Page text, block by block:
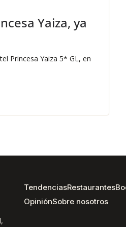
Yaiza, ya
Princesa Yaiza 5* GL, en
TendenciasRestaurantes
OpiniónSobre nosotros